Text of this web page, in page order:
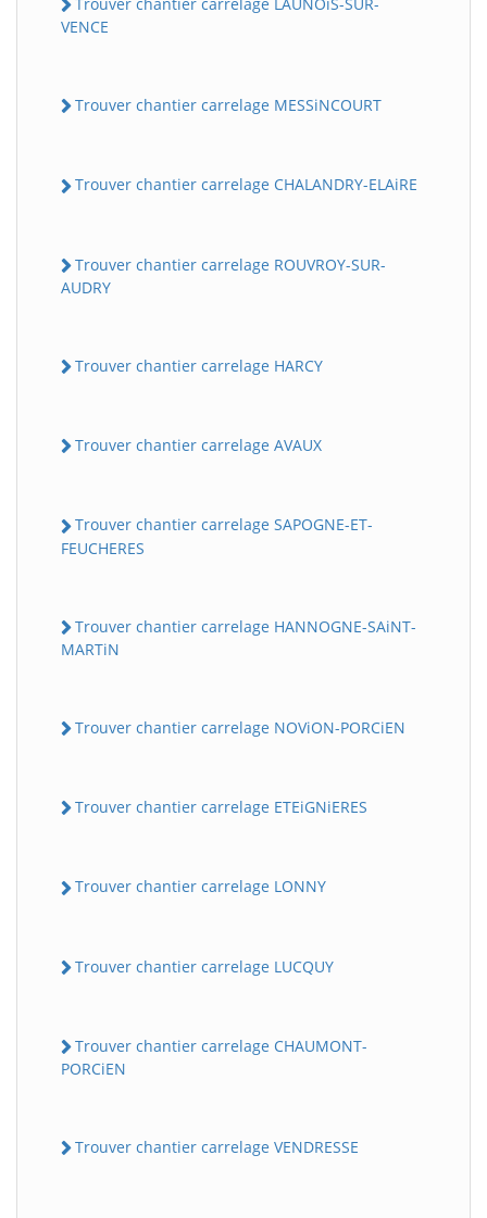
VENCE
Trouver chantier carrelage MESSiNCOURT
Trouver chantier carrelage CHALANDRY-ELAiRE
Trouver chantier carrelage ROUVROY-SUR-
AUDRY
Trouver chantier carrelage HARCY
Trouver chantier carrelage AVAUX
Trouver chantier carrelage SAPOGNE-ET-
FEUCHERES
Trouver chantier carrelage HANNOGNE-SAiNT-
MARTiN
Trouver chantier carrelage NOViON-PORCiEN
Trouver chantier carrelage ETEiGNiERES
Trouver chantier carrelage LONNY
Trouver chantier carrelage LUCQUY
Trouver chantier carrelage CHAUMONT-
PORCiEN
Trouver chantier carrelage VENDRESSE